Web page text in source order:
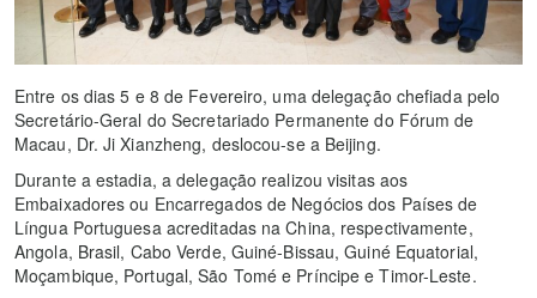
Entre os dias 5 e 8 de Fevereiro, uma delegação chefiada pelo
Secretário-Geral do Secretariado Permanente do Fórum de
Macau, Dr. Ji Xianzheng, deslocou-se a Beijing.
Durante a estadia, a delegação realizou visitas aos
Embaixadores ou Encarregados de Negócios dos Países de
Língua Portuguesa acreditadas na China, respectivamente,
Angola, Brasil, Cabo Verde, Guiné-Bissau, Guiné Equatorial,
Moçambique, Portugal, São Tomé e Príncipe e Timor-Leste.